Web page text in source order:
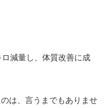
減量し、体質改善に成
は、言うまでもありませ